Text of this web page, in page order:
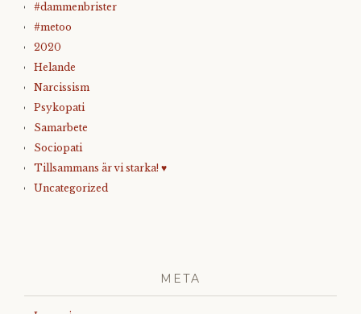
#dammenbrister
#metoo
2020
Helande
Narcissism
Psykopati
Samarbete
Sociopati
Tillsammans är vi starka! ♥
Uncategorized
META